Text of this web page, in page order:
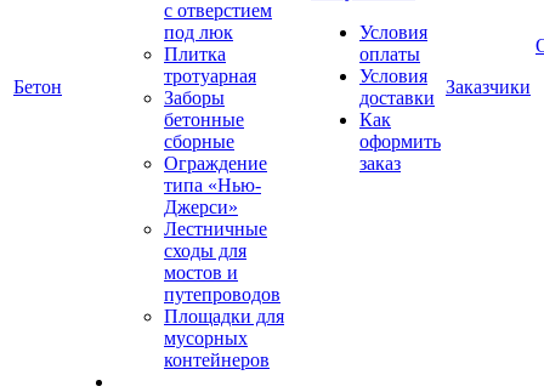
Бетон
с отверстием
под люк
Плитка
тротуарная
Заборы
бетонные
сборные
Ограждение
типа «Нью-
Джерси»
Лестничные
сходы для
мостов и
путепроводов
Площадки для
мусорных
контейнеров
Условия
оплаты
Условия
доставки
Как
оформить
заказ
Заказчики